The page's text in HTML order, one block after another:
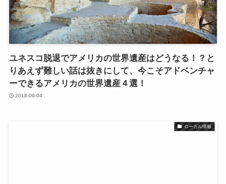
ユネスコ脱退でアメリカの世界遺産はどうなる！？と
りあえず難しい話は抜きにして、今こそアドベンチャ
ーできるアメリカの世界遺産４選！
2018-09-04
ローカル情報